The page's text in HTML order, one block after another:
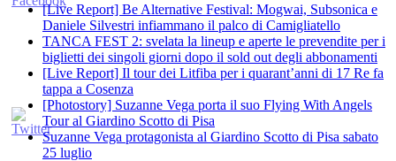
[Live Report] Be Alternative Festival: Mogwai, Subsonica e
Daniele Silvestri infiammano il palco di Camigliatello
TANCA FEST 2: svelata la lineup e aperte le prevendite per i
biglietti dei singoli giorni dopo il sold out degli abbonamenti
[Live Report] Il tour dei Litfiba per i quarant’anni di 17 Re fa
tappa a Cosenza
[Photostory] Suzanne Vega porta il suo Flying With Angels
Tour al Giardino Scotto di Pisa
Suzanne Vega protagonista al Giardino Scotto di Pisa sabato
25 luglio